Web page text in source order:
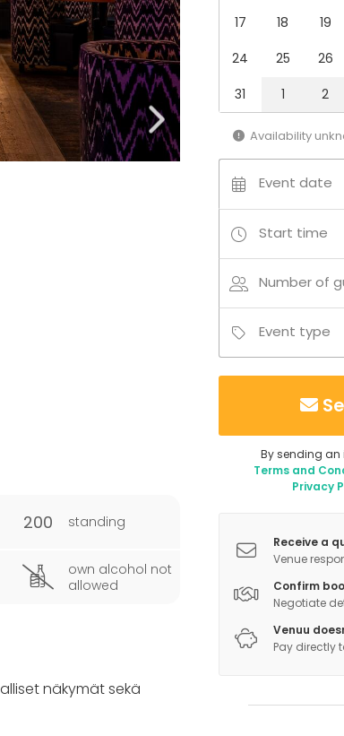
200 standing
own alcohol not
allowed
näkymät sekä
17
18 19
24
25 26
31
1 2
Availability
Event date
Start time
Number of
Event type
By sending an
Terms and
Privacy
Receive a
Venue
Confirm
Negotiate
Venuu
Pay directly